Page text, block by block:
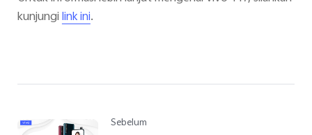
kunjungilink ini.
Sebelum